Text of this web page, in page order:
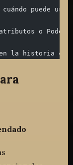
puede
o Poder.
en la historia